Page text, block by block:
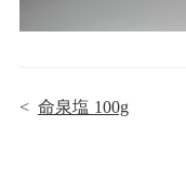
< 命泉塩 100g